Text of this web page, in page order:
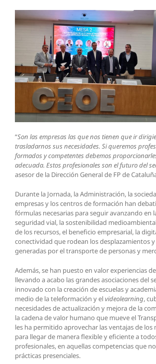
“Son las empresas las que nos tienen que ir
trasladarnos sus necesidades. Si queremos
formados y competentes debemos
adecuada. Estos profesionales son el futuro del
asesor de la Dirección General de FP de
Durante la Jornada, la Administración, la
empresas y los centros de formación han
fórmulas necesarias para seguir avanzando en
seguridad vial, la sostenibilidad
de los recursos, el beneficio empresarial, la
conectividad que rodean los desplazamientos
generadas por el transporte de personas y
Además, se han puesto en valor experiencias
llevando a acabo las grandes asociaciones del
innovado con la creación de escuelas y
medio de la teleformación y elvideolearning,
necesidades de actualización y mejora de la
la cadena de valor humano que mueve el
les ha permitido aprovechar las ventajas de los
para llegar de manera flexible y eficiente a
profesionales, en aquellas competencias que
prácticas presenciales.